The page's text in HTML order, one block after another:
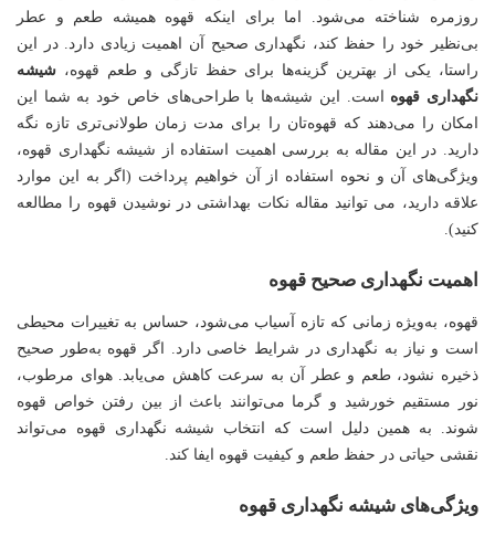
روزمره شناخته می‌شود. اما برای اینکه قهوه همیشه طعم و عطر
بی‌نظیر خود را حفظ کند، نگهداری صحیح آن اهمیت زیادی دارد. در این
راستا، یکی از بهترین گزینه‌ها برای حفظ تازگی و طعم قهوه، شیشه
نگهداری قهوه است. این شیشه‌ها با طراحی‌های خاص خود به شما این
امکان را می‌دهند که قهوه‌تان را برای مدت زمان طولانی‌تری تازه نگه
دارید. در این مقاله به بررسی اهمیت استفاده از شیشه نگهداری قهوه،
ویژگی‌های آن و نحوه استفاده از آن خواهیم پرداخت (اگر به این موارد
علاقه دارید، می توانید مقاله نکات بهداشتی در نوشیدن قهوه را مطالعه
کنید).
اهمیت نگهداری صحیح قهوه
قهوه، به‌ویژه زمانی که تازه آسیاب می‌شود، حساس به تغییرات محیطی
است و نیاز به نگهداری در شرایط خاصی دارد. اگر قهوه به‌طور صحیح
ذخیره نشود، طعم و عطر آن به سرعت کاهش می‌یابد. هوای مرطوب،
نور مستقیم خورشید و گرما می‌توانند باعث از بین رفتن خواص قهوه
شوند. به همین دلیل است که انتخاب شیشه نگهداری قهوه می‌تواند
نقشی حیاتی در حفظ طعم و کیفیت قهوه ایفا کند.
ویژگی‌های شیشه نگهداری قهوه